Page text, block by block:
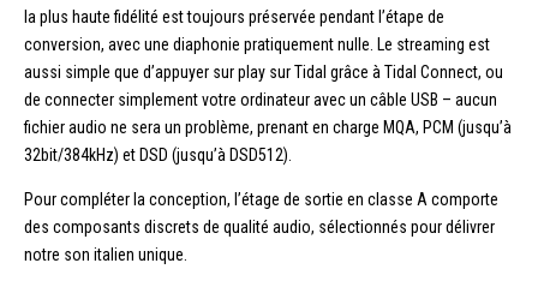
la plus haute fidélité est toujours préservée pendant l’étape de
conversion, avec une diaphonie pratiquement nulle. Le streaming est
aussi simple que d’appuyer sur play sur Tidal grâce à Tidal Connect, ou
de connecter simplement votre ordinateur avec un câble USB – aucun
fichier audio ne sera un problème, prenant en charge MQA, PCM (jusqu’à
32bit/384kHz) et DSD (jusqu’à DSD512).
Pour compléter la conception, l’étage de sortie en classe A comporte
des composants discrets de qualité audio, sélectionnés pour délivrer
notre son italien unique.